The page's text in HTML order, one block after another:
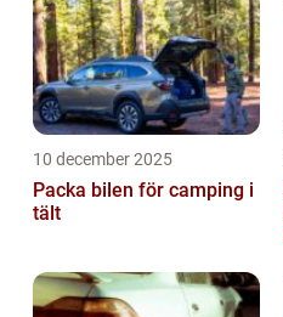
10 december 2025
Packa bilen för camping i
tält